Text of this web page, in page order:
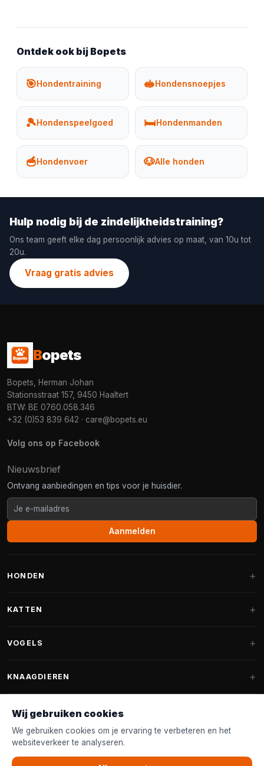
Ontdek ook bij Bopets
🎯Hondentraining 🥪Hondensnoepjes
🎾Hondenspeelgoed 🛏️Hondenmanden
🥣Hondenvoer 🐶Alle honden
Hulp nodig bij de zindelijkheidstraining?
Ons team geeft elke dag persoonlijk advies op maat, van 10u tot
20u.
Vraag gratis advies
Bopets
Bopets, Herman Johan
Stationsstraat 157, 9450 Haaltert
BTW: BE 0760.058.346
+32 (0)53 839 642 · care@bopets.eu
Volg ons op Facebook
Nieuwsbrief
Ontvang aanbiedingen en tips voor je huisdier.
Aanmelden
HONDEN
Fantail hondenmanden
Hondenspeelgoed
Halsband & Lijn
Shampoo & Verzorging
KATTEN
Krabpalen voor Maine Coon
Kattenmanden
VOGELS
Vogelvoer binnenvogels
Voederhuisjes
Nestkastjes & Nesting
Tuinvogelvoer
KNAAGDIEREN
Knaagdierenvoer
Accessoires
KLANTENSERVICE
Wij gebruiken cookies
We gebruiken cookies om je ervaring te verbeteren en het
websiteverkeer te analyseren.